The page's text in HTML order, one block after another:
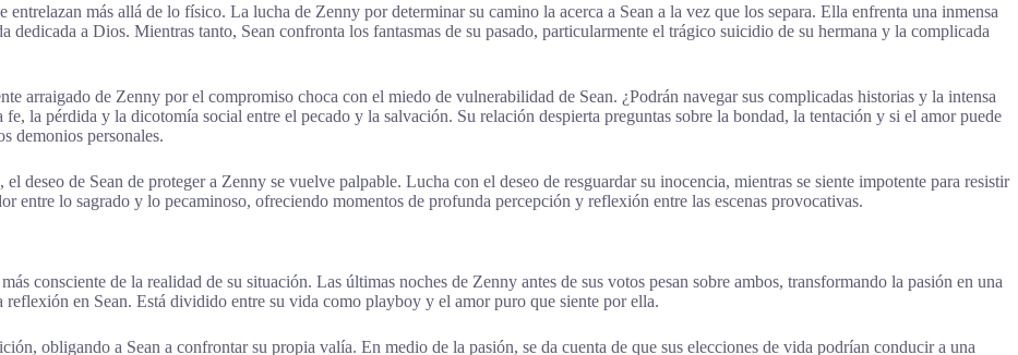
entrelazan más allá de lo físico. La lucha de Zenny por determinar su camino la acerca a Sean a la vez que los separa. Ella enfrenta una inmensa
dedicada a Dios. Mientras tanto, Sean confronta los fantasmas de su pasado, particularmente el trágico suicidio de su hermana y la complicada
arraigado de Zenny por el compromiso choca con el miedo de vulnerabilidad de Sean. ¿Podrán navegar sus complicadas historias y la intensa
la pérdida y la dicotomía social entre el pecado y la salvación. Su relación despierta preguntas sobre la bondad, la tentación y si el amor puede
demonios personales.
deseo de Sean de proteger a Zenny se vuelve palpable. Lucha con el deseo de resguardar su inocencia, mientras se siente impotente para resistir
entre lo sagrado y lo pecaminoso, ofreciendo momentos de profunda percepción y reflexión entre las escenas provocativas.
consciente de la realidad de su situación. Las últimas noches de Zenny antes de sus votos pesan sobre ambos, transformando la pasión en una
en Sean. Está dividido entre su vida como playboy y el amor puro que siente por ella.
obligando a Sean a confrontar su propia valía. En medio de la pasión, se da cuenta de que sus elecciones de vida podrían conducir a una